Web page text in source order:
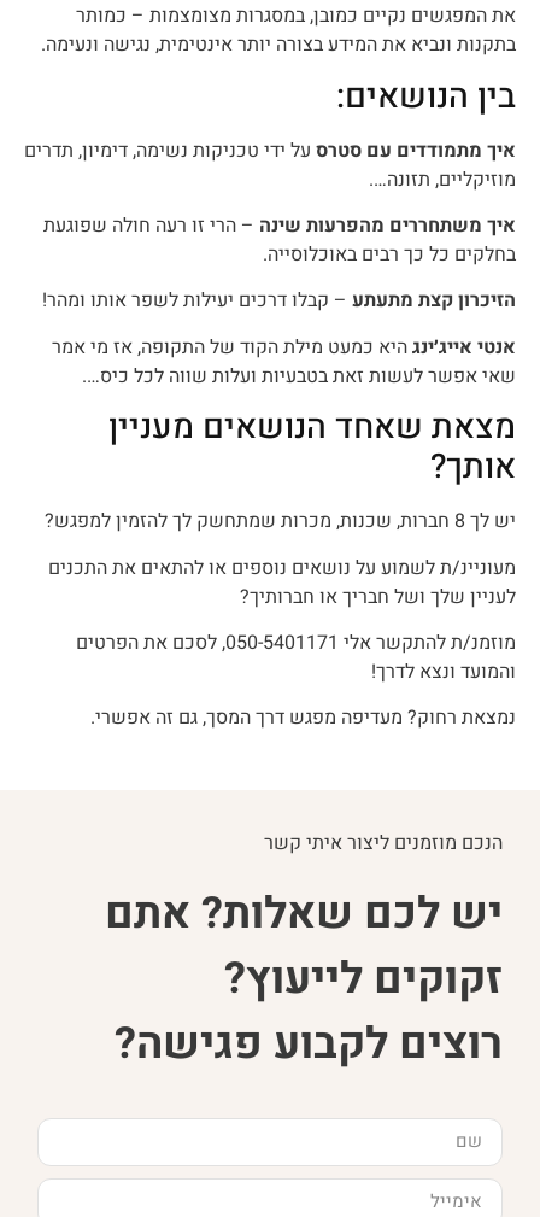
את המפגשים נקיים כמובן, במסגרות מצומצמות – כמותר
בתקנות ונביא את המידע בצורה יותר אינטימית, נגישה ונעימה.
בין הנושאים:
איך מתמודדים עם סטרס על ידי טכניקות נשימה, דימיון, תדרים
מוזיקליים, תזונה….
איך משתחררים מהפרעות שינה – הרי זו רעה חולה שפוגעת
בחלקים כל כך רבים באוכלוסייה.
הזיכרון קצת מתעתע – קבלו דרכים יעילות לשפר אותו ומהר!
אנטי אייג׳ינגהיא כמעט מילת הקוד של התקופה, אז מי אמר
שאי אפשר לעשות זאת בטבעיות ועלות שווה לכל כיס….
מצאת שאחד הנושאים מעניין
אותך?
יש לך 8 חברות, שכנות, מכרות שמתחשק לך להזמין למפגש?
מעוניינ/ת לשמוע על נושאים נוספים או להתאים את התכנים
לעניין שלך ושל חבריך או חברותיך?
מוזמנ/ת להתקשר אלי 050-5401171, לסכם את הפרטים
והמועד ונצא לדרך!
נמצאת רחוק? מעדיפה מפגש דרך המסך, גם זה אפשרי.
הנכם מוזמנים ליצור איתי קשר
יש לכם שאלות? אתם
זקוקים לייעוץ?
רוצים לקבוע פגישה?